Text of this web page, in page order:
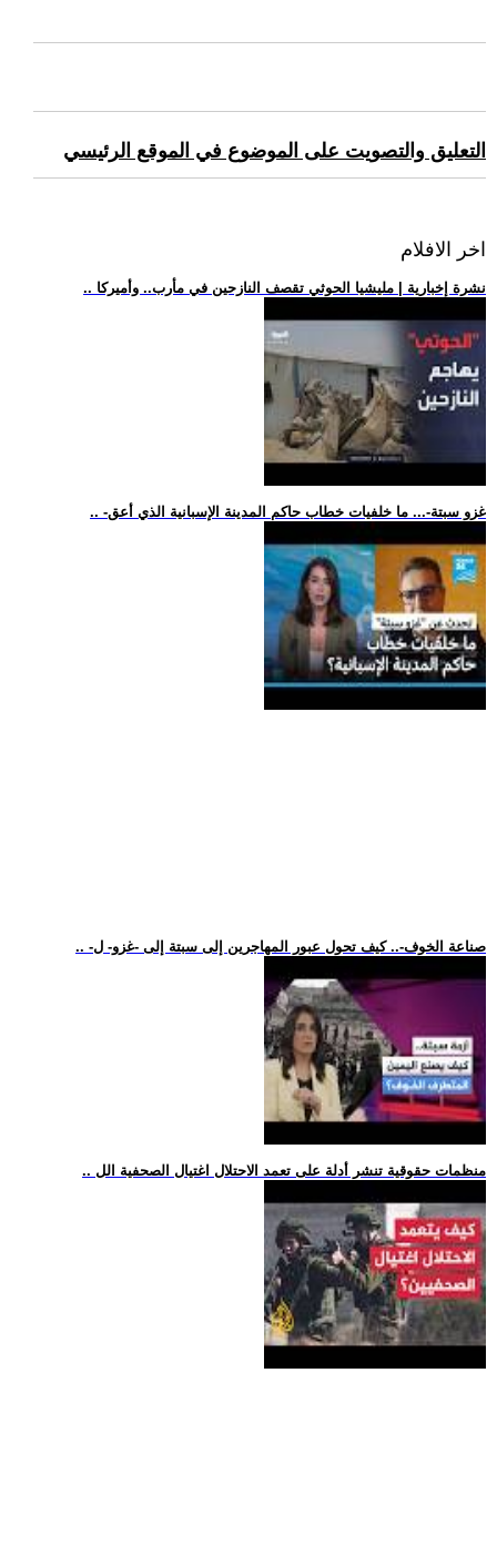
التعليق والتصويت على الموضوع في الموقع الرئيسي
اخر الافلام
.. نشرة إخبارية | مليشيا الحوثي تقصف النازحين في مأرب.. وأميركا
.. -غزو سبتة-... ما خلفيات خطاب حاكم المدينة الإسبانية الذي أعق
.. -صناعة الخوف-.. كيف تحول عبور المهاجرين إلى سبتة إلى -غزو- ل
.. منظمات حقوقية تنشر أدلة على تعمد الاحتلال اغتيال الصحفية الل